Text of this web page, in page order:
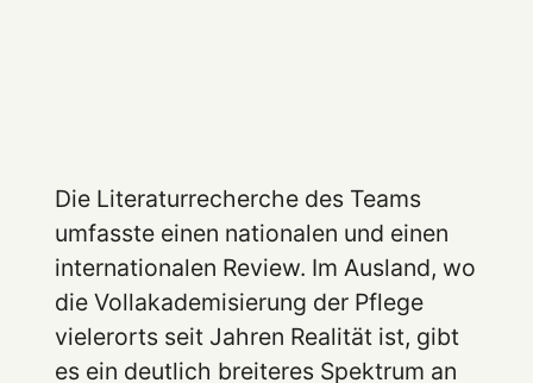
Die Literaturrecherche des Teams
umfasste einen nationalen und einen
internationalen Review. Im Ausland, wo
die Vollakademisierung der Pflege
vielerorts seit Jahren Realität ist, gibt
es ein deutlich breiteres Spektrum an